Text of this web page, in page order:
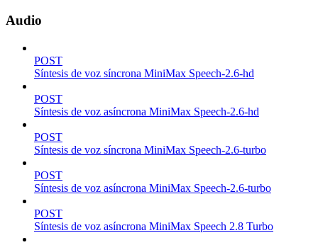
Audio
POST
Síntesis de voz síncrona MiniMax Speech-2.6-hd
POST
Síntesis de voz asíncrona MiniMax Speech-2.6-hd
POST
Síntesis de voz síncrona MiniMax Speech-2.6-turbo
POST
Síntesis de voz asíncrona MiniMax Speech-2.6-turbo
POST
Síntesis de voz asíncrona MiniMax Speech 2.8 Turbo